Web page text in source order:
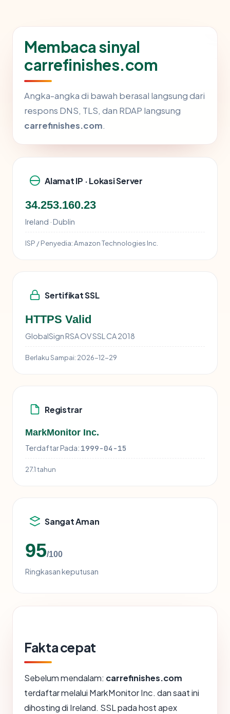
Membaca sinyal
carrefinishes.com
Angka-angka di bawah berasal langsung dari
respons DNS, TLS, dan RDAP langsung
carrefinishes.com.
Alamat IP · Lokasi Server
34.253.160.23
Ireland · Dublin
ISP / Penyedia:Amazon Technologies Inc.
Sertifikat SSL
HTTPS Valid
GlobalSign RSA OV SSL CA 2018
Berlaku Sampai: 2026-12-29
Registrar
MarkMonitor Inc.
Terdaftar Pada: 1999-04-15
27.1 tahun
Sangat Aman
95/100
Ringkasan keputusan
Fakta cepat
Sebelum mendalam: carrefinishes.com
terdaftar melalui MarkMonitor Inc. dan saat ini
dihosting di Ireland. SSL pada host apex